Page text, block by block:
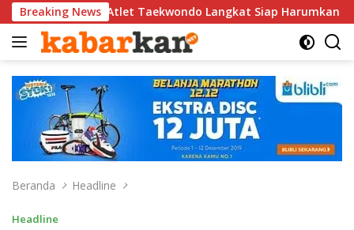
Langsung
ke
konten
Breaking News
Taekwondo Langkat Siap Harumkan Nama Indonesia di
Beranda Headline
Headline